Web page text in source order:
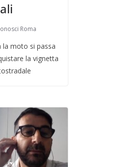
Roma
la moto si passa
la vignetta